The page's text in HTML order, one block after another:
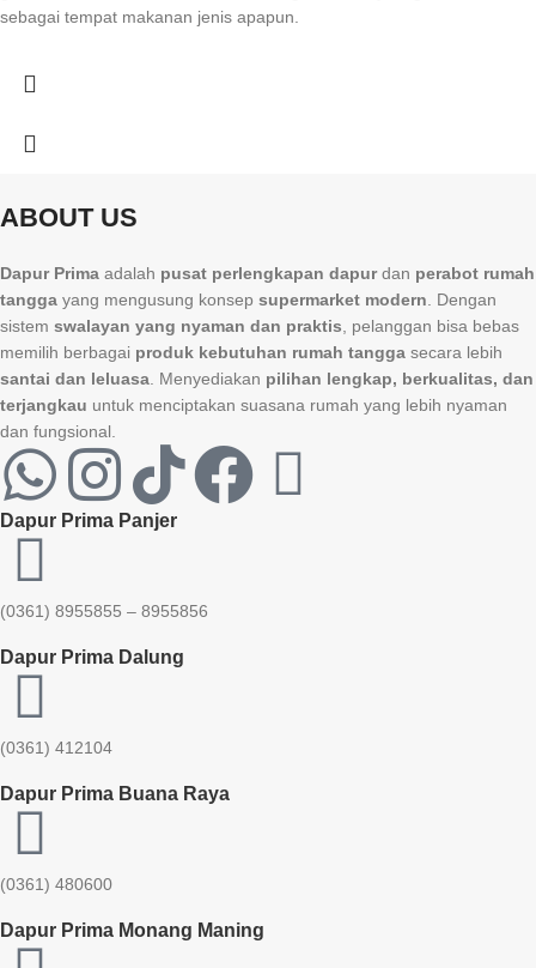
sebagai tempat makanan jenis apapun.
ABOUT US
Dapur Prima adalah pusat perlengkapan dapurdan perabot rumah
tangga yang mengusung konsep supermarket modern . Dengan
sistem swalayan yang nyaman dan praktis , pelanggan bisa bebas
memilih berbagai produk kebutuhan rumah tangga secara lebih
santai dan leluasa . Menyediakan pilihan lengkap, berkualitas, dan
terjangkau untuk menciptakan suasana rumah yang lebih nyaman
dan fungsional.
Dapur Prima Panjer
(0361) 8955855 – 8955856​
Dapur Prima Dalung
(0361) 412104
Dapur Prima Buana Raya
(0361) 480600
Dapur Prima Monang Maning